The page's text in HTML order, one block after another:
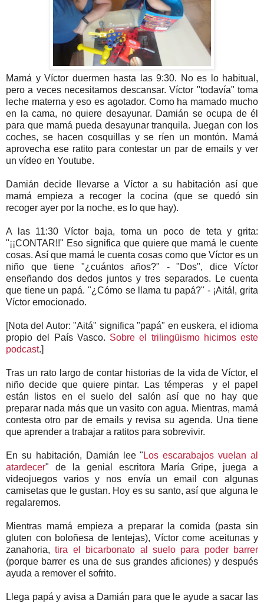
Mamá y Víctor duermen hasta las 9:30. No es lo habitual,
pero a veces necesitamos descansar. Víctor "todavía" toma
leche materna y eso es agotador. Como ha mamado mucho
en la cama, no quiere desayunar. Damián se ocupa de él
para que mamá pueda desayunar tranquila. Juegan con los
coches, se hacen cosquillas y se ríen un montón. Mamá
aprovecha ese ratito para contestar un par de emails y ver
un vídeo en Youtube.
Damián decide llevarse a Víctor a su habitación así que
mamá empieza a recoger la cocina (que se quedó sin
recoger ayer por la noche, es lo que hay).
A las 11:30 Víctor baja, toma un poco de teta y grita:
"¡¡CONTAR!!" Eso significa que quiere que mamá le cuente
cosas. Así que mamá le cuenta cosas como que Víctor es un
niño que tiene "¿cuántos años?" - "Dos", dice Víctor
enseñando dos dedos juntos y tres separados. Le cuenta
que tiene un papá. "¿Cómo se llama tu papá?" - ¡Aitá!, grita
Víctor emocionado.
[Nota del Autor: "Aitá" significa "papá" en euskera, el idioma
propio del País Vasco. Sobre el trilingüismo hicimos este
podcast.]
Tras un rato largo de contar historias de la vida de Víctor, el
niño decide que quiere pintar. Las témperas y el papel
están listos en el suelo del salón así que no hay que
preparar nada más que un vasito con agua. Mientras, mamá
contesta otro par de emails y revisa su agenda. Una tiene
que aprender a trabajar a ratitos para sobrevivir.
En su habitación, Damián lee " Los escarabajos vuelan al
atardecer" de la genial escritora María Gripe, juega a
videojuegos varios y nos envía un email con algunas
camisetas que le gustan. Hoy es su santo, así que alguna le
regalaremos.
Mientras mamá empieza a preparar la comida (pasta sin
gluten con boloñesa de lentejas), Víctor come aceitunas y
zanahoria,tira el bicarbonato al suelo para poder barrer
(porque barrer es una de sus grandes aficiones) y después
ayuda a remover el sofrito.
Llega papá y avisa a Damián para que le ayude a sacar las